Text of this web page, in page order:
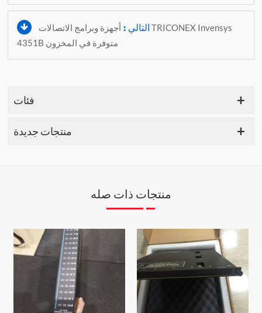
التالي : أجهزة وبرامج الاتصالات TRICONEX Invensys
4351B متوفرة في المخزون
فئات
منتجات جديدة
منتجات ذات صله